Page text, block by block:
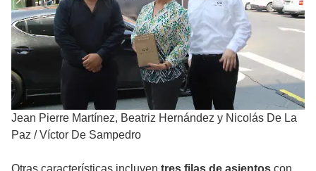
Jean Pierre Martínez, Beatriz Hernández y Nicolás De La
Paz /Víctor De Sampedro
Otras características incluyen tres filas de asientos con